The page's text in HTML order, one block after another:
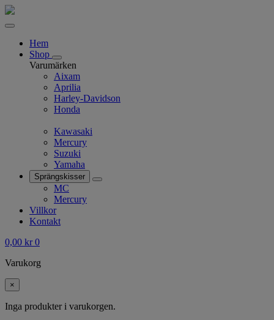
Hem
Shop
Varumärken
Aixam
Aprilia
Harley-Davidson
Honda
Kawasaki
Mercury
Suzuki
Yamaha
Sprängskisser
MC
Mercury
Villkor
Kontakt
0,00 kr 0
Varukorg
×
Inga produkter i varukorgen.